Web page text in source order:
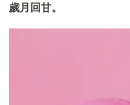
歲月回甘。